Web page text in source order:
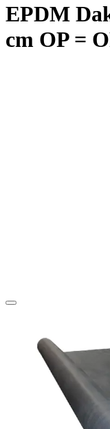
EPDM
cm OP =